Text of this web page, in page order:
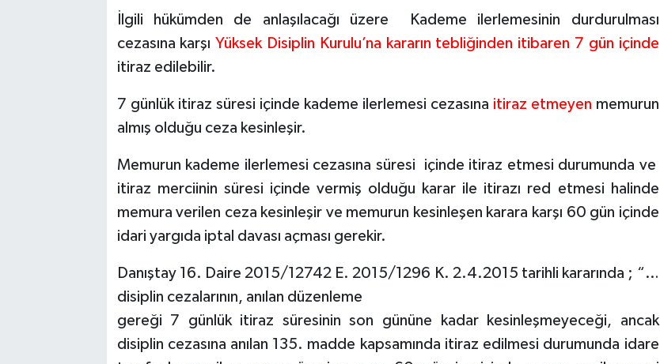
İlgili hükümden de anlaşılacağı üzere Kademe ilerlemesinin durdurulması
cezasına karşıYüksek Disiplin Kurulu’na kararın tebliğinden itibaren 7 gün içinde
itiraz edilebilir.
7 günlük itiraz süresi içinde kademe ilerlemesi cezasına itiraz etmeyen memurun
almış olduğu ceza kesinleşir.
Memurun kademe ilerlemesi cezasına süresi içinde itiraz etmesi durumunda ve
itiraz merciinin süresi içinde vermiş olduğu karar ile itirazı red etmesi halinde
memura verilen ceza kesinleşir ve memurun kesinleşen karara karşı 60 gün içinde
idari yargıda iptal davası açması gerekir.
Danıştay 16. Daire 2015/12742 E. 2015/1296 K. 2.4.2015 tarihli kararında ; “…
disiplin cezalarının, anılan düzenleme
gereği 7 günlük itiraz süresinin son gününe kadar kesinleşmeyeceği, ancak
disiplin cezasına anılan 135. madde kapsamında itiraz edilmesi durumunda idare